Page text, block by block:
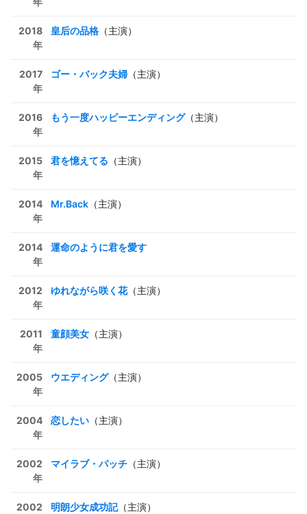
2018
年
皇后の品格 （主演）
2017
年
ゴー・バック夫婦 （主演）
2016
年
もう一度ハッピーエンディング（主演）
2015
年
君を憶えてる （主演）
2014
年
Mr.Back （主演）
2014
年
運命のように君を愛す
2012
年
ゆれながら咲く花（主演）
2011
年
童顔美女 （主演）
2005
年
ウエディング（主演）
2004
年
恋したい （主演）
2002
年
マイラブ・パッチ （主演）
2002
明朗少女成功記（主演）